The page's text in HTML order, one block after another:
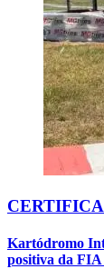
Kartódromo
positiva da FIA